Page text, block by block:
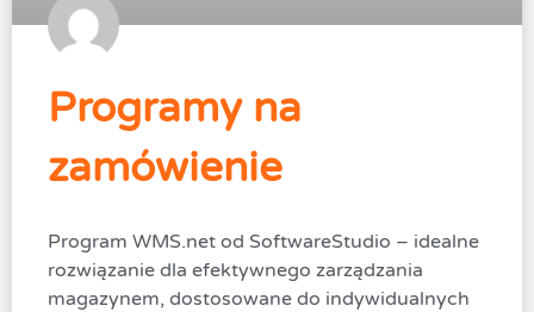
Programy na
zamówienie
Program WMS.net od SoftwareStudio – idealne
rozwiązanie dla efektywnego zarządzania
magazynem, dostosowane do indywidualnych